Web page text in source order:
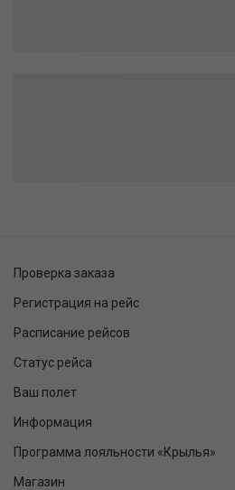
Проверка заказа
Регистрация на рейс
Расписание рейсов
Статус рейса
Ваш полет
Информация
Программа лояльности «Крылья»
Магазин